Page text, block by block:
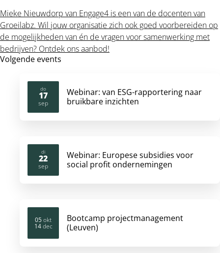
Mieke Nieuwdorp van Engage4 is een van de docenten van
Groeilabz. Wil jouw organisatie zich ook goed voorbereiden op
de mogelijkheden van én de vragen voor samenwerking met
bedrijven? Ontdek ons aanbod!
Volgende events
do
17
sep
2026
Webinar: van ESG-rapportering naar
bruikbare inzichten
di
22
sep
2026
Webinar: Europese subsidies voor
social profit ondernemingen
05okt
2026
14dec
2026
Bootcamp projectmanagement
(Leuven)